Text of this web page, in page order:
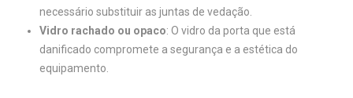
necessário substituir as juntas de vedação.
Vidro rachado ou opaco: O vidro da porta que está
danificado compromete a segurança e a estética do
equipamento.